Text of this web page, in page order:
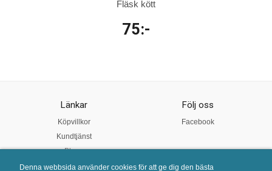
Denna webbsida använder cookies för att ge dig den bästa
Fläsk kött
75:-
Länkar
Köpvillkor
Kundtjänst
Blogg
Öppet tider
Följ oss
Facebook